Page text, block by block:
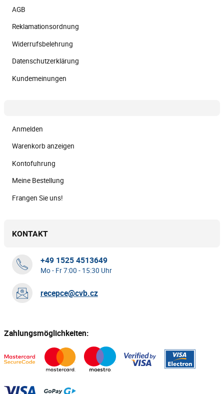
AGB
Reklamationsordnung
Widerrufsbelehrung
Datenschutzerklärung
Kundemeinungen
Anmelden
Warenkorb anzeigen
Kontofuhrung
Meine Bestellung
Frangen Sie uns!
KONTAKT
+49 1525 4513649
Mo - Fr 7:00 - 15:30 Uhr
recepce@cvb.cz
Zahlungsmöglichkeiten: